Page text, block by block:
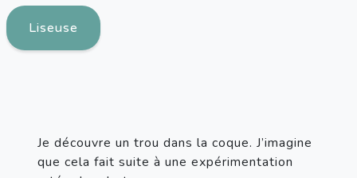
Liseuse
Je découvre un trou dans la coque. J’imagine
que cela fait suite à une expérimentation